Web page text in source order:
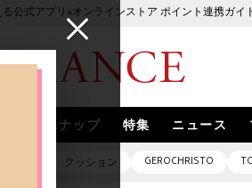
公式アプリ×オンラインストア ポイント連携ガイ
スナップ 特集 ニュース
クッション GEROCHRISTO